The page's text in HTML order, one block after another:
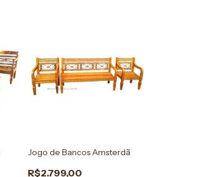
Jogo de Bancos Amsterdã
R$2.799,00